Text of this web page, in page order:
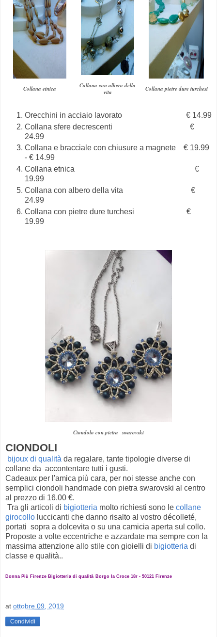
Collana etnica
Collana con albero della
vita
Collana pietre dure turchesi
Orecchini in acciaio lavorato € 14.99
Collana sfere decrescenti €
24.99
Collana e bracciale con chiusure a magnete € 19.99
- € 14.99
Collana etnica €
19.99
Collana con albero della vita €
24.99
Collana con pietre dure turchesi €
19.99
Ciondolo con pietra swarovski
CIONDOLI
bijoux di qualità da regalare, tante tipologie diverse di
collane da accontentare tutti i gusti.
Cadeaux per l'amica più cara, per noi stesse anche con
semplici ciondoli handmade con pietra swarovski al centro
al prezzo di 16.00 €.
Tra gli articoli di bigiotteria molto richiesti sono le collane
girocollo luccicanti che danno risalto al vostro décolleté,
portati sopra a dolcevita o su una camicia aperta sul collo.
Proposte a volte eccentriche e azzardate ma sempre con la
massima attenzione allo stile con gioielli di bigiotteria di
classe e qualità..
Donna Più Firenze Bigiotteria di qualità Borgo la Croce 18r - 50121 Firenze
at ottobre 09, 2019
Condividi